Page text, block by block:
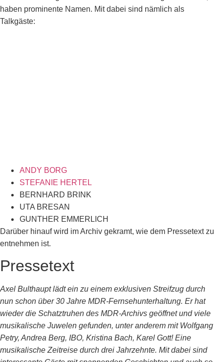
haben prominente Namen. Mit dabei sind nämlich als
Talkgäste:
ANDY BORG
STEFANIE HERTEL
BERNHARD BRINK
UTA BRESAN
GUNTHER EMMERLICH
Darüber hinauf wird im Archiv gekramt, wie dem Pressetext zu
entnehmen ist.
Pressetext
Axel Bulthaupt lädt ein zu einem exklusiven Streifzug durch
nun schon über 30 Jahre MDR-Fernsehunterhaltung. Er hat
wieder die Schatztruhen des MDR-Archivs geöffnet und viele
musikalische Juwelen gefunden, unter anderem mit Wolfgang
Petry, Andrea Berg, IBO, Kristina Bach, Karel Gott! Eine
musikalische Zeitreise durch drei Jahrzehnte. Mit dabei sind